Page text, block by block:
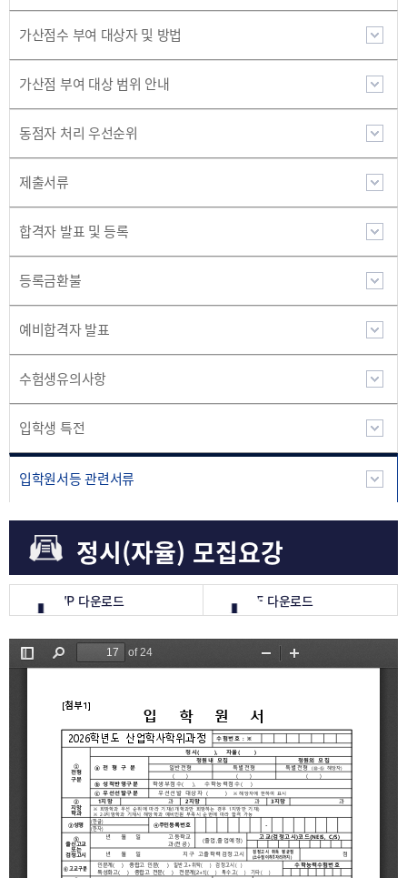
가산점수 부여 대상자 및 방법
가산점 부여 대상 범위 안내
동점자 처리 우선순위
제출서류
합격자 발표 및 등록
등록금환불
예비합격자 발표
수험생유의사항
입학생 특전
입학원서등 관련서류
정시(자율) 모집요강
HWP 다운로드 PDF 다운로드